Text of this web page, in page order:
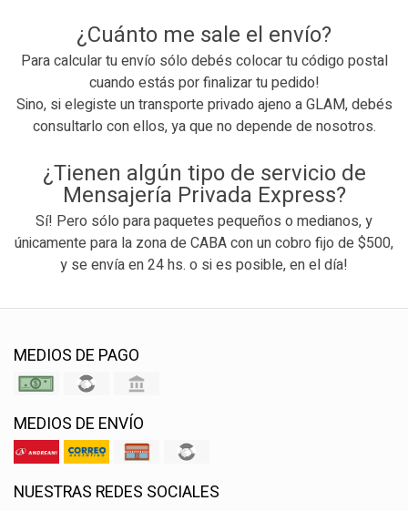
¿Cuánto me sale el envío?
Para calcular tu envío sólo debés colocar tu código postal
cuando estás por finalizar tu pedido!
Sino, si elegiste un transporte privado ajeno a GLAM, debés
consultarlo con ellos, ya que no depende de nosotros.
¿Tienen algún tipo de servicio de
Mensajería Privada Express?
Sí! Pero sólo para paquetes pequeños o medianos, y
únicamente para la zona de CABA con un cobro fijo de $500,
y se envía en 24 hs. o si es posible, en el día!
MEDIOS DE PAGO
MEDIOS DE ENVÍO
NUESTRAS REDES SOCIALES